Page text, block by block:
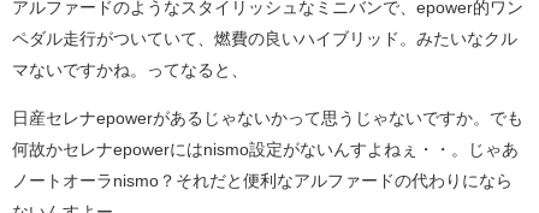
アルファードのようなスタイリッシュなミニバンで、epower的ワン
ペダル走行がついていて、燃費の良いハイブリッド。みたいなクル
マないですかね。ってなると、
日産セレナepowerがあるじゃないかって思うじゃないですか。でも
何故かセレナepowerにはnismo設定がないんすよねぇ・・。じゃあ
ノートオーラnismo？それだと便利なアルファードの代わりになら